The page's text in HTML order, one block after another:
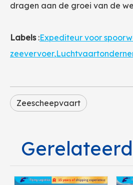
dragen aan de groei van de
Labels :Expediteur voor
zeevervoer,
Zeescheepvaart